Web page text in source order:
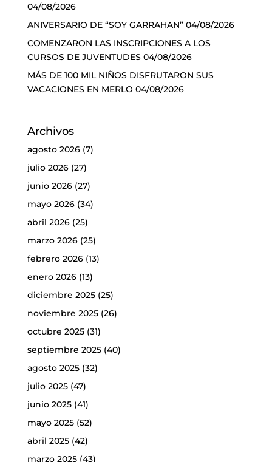
04/08/2026
ANIVERSARIO DE “SOY GARRAHAN” 04/08/2026
COMENZARON LAS INSCRIPCIONES A LOS
CURSOS DE JUVENTUDES 04/08/2026
MÁS DE 100 MIL NIÑOS DISFRUTARON SUS
VACACIONES EN MERLO 04/08/2026
Archivos
agosto 2026(7)
julio 2026(27)
junio 2026(27)
mayo 2026(34)
abril 2026(25)
marzo 2026(25)
febrero 2026(13)
enero 2026(13)
diciembre 2025(25)
noviembre 2025(26)
octubre 2025(31)
septiembre 2025(40)
agosto 2025(32)
julio 2025(47)
junio 2025(41)
mayo 2025(52)
abril 2025(42)
marzo 2025(43)